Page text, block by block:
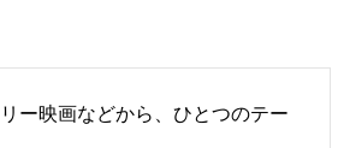
ー映画などから、ひとつのテー